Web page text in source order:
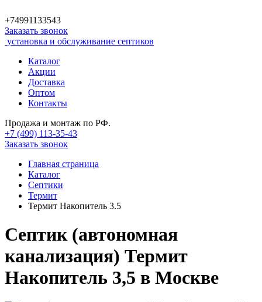
+74991133543
Заказать звонок
установка и обслуживание септиков
Каталог
Акции
Доставка
Оптом
Контакты
Продажа и монтаж по РФ.
+7 (499) 113-35-43
Заказать звонок
Главная страница
Каталог
Септики
Термит
Термит Накопитель 3.5
Септик (автономная
канализация) Термит
Накопитель 3,5 в Москве